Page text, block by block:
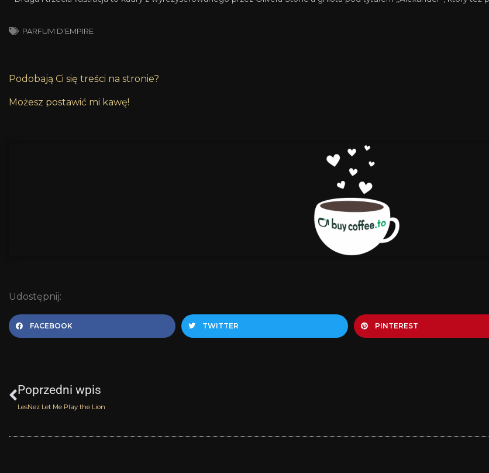
PARFUM D'EMPIRE
Podobają Ci się treści na stronie?
Możesz postawić mi kawę!
Udostępnij:
FACEBOOK TWITTER PINTEREST
Poprzedni wpis
LesNez Let Me Play the Lion